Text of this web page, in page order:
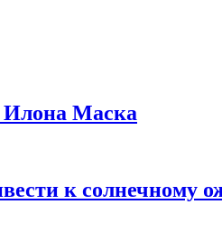
Илона Маска
к солнечному